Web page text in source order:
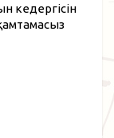
кедергісін